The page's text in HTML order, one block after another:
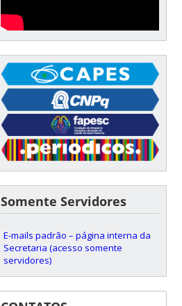
Somente Servidores
E-mails padrão – página interna da
Secretaria (acesso somente
servidores)